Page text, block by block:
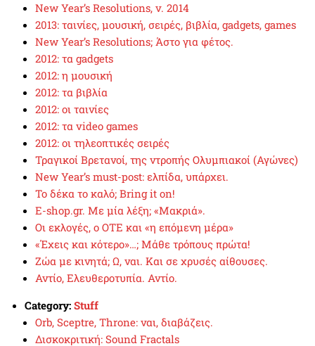
New Year’s Resolutions, v. 2014
2013: ταινίες, μουσική, σειρές, βιβλία, gadgets, games
New Year’s Resolutions; Άστο για φέτος.
2012: τα gadgets
2012: η μουσική
2012: τα βιβλία
2012: οι ταινίες
2012: τα video games
2012: οι τηλεοπτικές σειρές
Τραγικοί Βρετανοί, της ντροπής Ολυμπιακοί (Αγώνες)
New Year’s must-post: ελπίδα, υπάρχει.
To δέκα το καλό; Bring it on!
E-shop.gr. Με μία λέξη; «Μακριά».
Οι εκλογές, ο ΟΤΕ και «η επόμενη μέρα»
«Έχεις και κότερο»…; Μάθε τρόπους πρώτα!
Ζώα με κινητά; Ω, ναι. Και σε χρυσές αίθουσες.
Αντίο, Ελευθεροτυπία. Αντίο.
Category: Stuff
Orb, Sceptre, Throne: ναι, διαβάζεις.
Δισκοκριτική: Sound Fractals